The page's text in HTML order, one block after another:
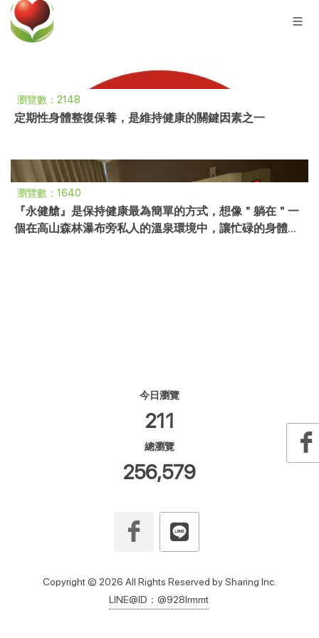
瀏覽數：2148
定期性身體整復保養，是維持健康的關鍵因素之一
瀏覽數：1640
『永健艙』是保持健康最為簡單的方式，想像＂躺在＂一
個在高山森林瀑布旁私人的溫泉環境中，讓忙碌的身體好
今日瀏覽
211
總瀏覽
256,579
Copyright © 2026 All Rights Reserved by Sharing Inc.
LINE@ID：@928lrmmt